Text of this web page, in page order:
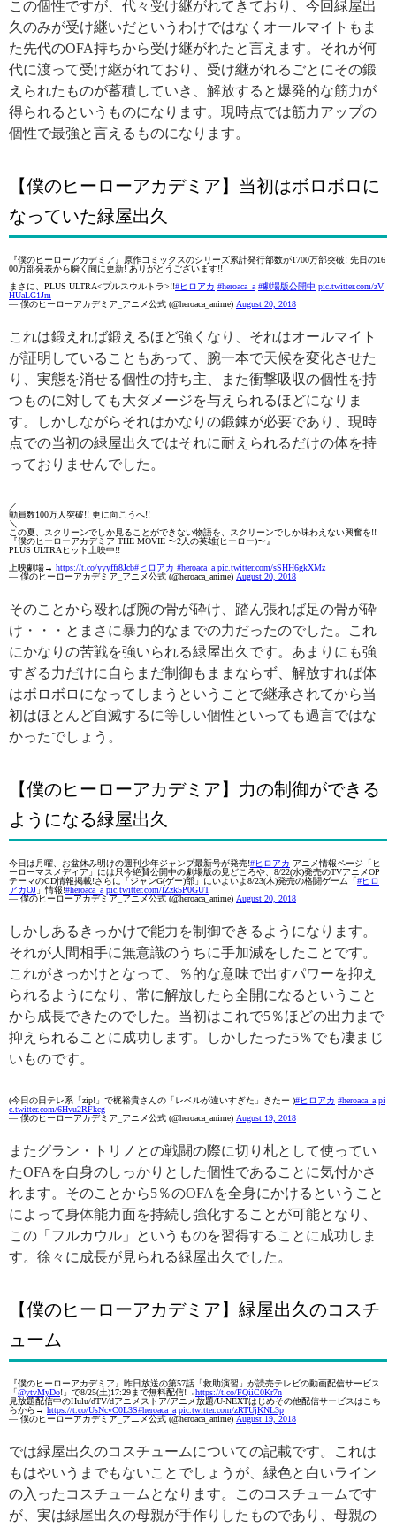
この個性ですが、代々受け継がれてきており、今回緑屋出
久のみが受け継いだというわけではなくオールマイトもま
た先代のOFA持ちから受け継がれたと言えます。それが何
代に渡って受け継がれており、受け継がれるごとにその鍛
えられたものが蓄積していき、解放すると爆発的な筋力が
得られるというものになります。現時点では筋力アップの
個性で最強と言えるものになります。
【僕のヒーローアカデミア】当初はボロボロに
なっていた緑屋出久
『僕のヒーローアカデミア』原作コミックスのシリーズ累計発行部数が1700万部突破! 先日の16
00万部発表から瞬く間に更新! ありがとうございます!!
まさに、PLUS ULTRA<プルスウルトラ>!!#ヒロアカ #heroaca_a #劇場版公開中 pic.twitter.com/zV
HUaLG1Jm
— 僕のヒーローアカデミア_アニメ公式 (@heroaca_anime) August 20, 2018
これは鍛えれば鍛えるほど強くなり、それはオールマイト
が証明していることもあって、腕一本で天候を変化させた
り、実態を消せる個性の持ち主、また衝撃吸収の個性を持
つものに対しても大ダメージを与えられるほどになりま
す。しかしながらそれはかなりの鍛錬が必要であり、現時
点での当初の緑屋出久ではそれに耐えられるだけの体を持
っておりませんでした。
／
動員数100万人突破!! 更に向こうへ!!
＼
この夏、スクリーンでしか見ることができない物語を、スクリーンでしか味わえない興奮を!!
『僕のヒーローアカデミア THE MOVIE 〜2人の英雄(ヒーロー)〜』
PLUS ULTRAヒット上映中!!
上映劇場→ https://t.co/yyyffr8Jcb#ヒロアカ #heroaca_a pic.twitter.com/sSHH6gkXMz
— 僕のヒーローアカデミア_アニメ公式 (@heroaca_anime) August 20, 2018
そのことから殴れば腕の骨が砕け、踏ん張れば足の骨が砕
け・・・とまさに暴力的なまでの力だったのでした。これ
にかなりの苦戦を強いられる緑屋出久です。あまりにも強
すぎる力だけに自らまだ制御もままならず、解放すれば体
はボロボロになってしまうということで継承されてから当
初はほとんど自滅するに等しい個性といっても過言ではな
かったでしょう。
【僕のヒーローアカデミア】力の制御ができる
ようになる緑屋出久
今日は月曜、お盆休み明けの週刊少年ジャンプ最新号が発売!#ヒロアカ アニメ情報ページ「ヒ
ーローマスメディア」には只今絶賛公開中の劇場版の見どころや、8/22(水)発売のTVアニメOP
テーマのCD情報掲載!さらに「ジャンG(ゲー)部」にいよいよ8/23(木)発売の格闘ゲーム「#ヒロ
アカOJ 」情報!#heroaca_a pic.twitter.com/IZzk5P0GUT
— 僕のヒーローアカデミア_アニメ公式 (@heroaca_anime) August 20, 2018
しかしあるきっかけで能力を制御できるようになります。
それが人間相手に無意識のうちに手加減をしたことです。
これがきっかけとなって、％的な意味で出すパワーを抑え
られるようになり、常に解放したら全開になるということ
から成長できたのでした。当初はこれで5％ほどの出力まで
抑えられることに成功します。しかしたった5％でも凄まじ
いものです。
(今日の日テレ系「zip!」で梶裕貴さんの「レベルが違いすぎた」きたー )#ヒロアカ #heroaca_a pi
c.twitter.com/6Hvu2RFkcg
— 僕のヒーローアカデミア_アニメ公式 (@heroaca_anime) August 19, 2018
またグラン・トリノとの戦闘の際に切り札として使ってい
たOFAを自身のしっかりとした個性であることに気付かさ
れます。そのことから5％のOFAを全身にかけるということ
によって身体能力面を持続し強化することが可能となり、
この「フルカウル」というものを習得することに成功しま
す。徐々に成長が見られる緑屋出久でした。
【僕のヒーローアカデミア】緑屋出久のコスチ
ューム
『僕のヒーローアカデミア』昨日放送の第57話「救助演習」が読売テレビの動画配信サービス
「@ytvMyDo!」で8/25(土)17:29まで無料配信!→https://t.co/FQiiC0Kr7n
見放題配信中のHulu/dTV/dアニメストア/アニメ放題/U-NEXTはじめその他配信サービスはこち
らから→ https://t.co/UsNcvC0L3S#heroaca_a pic.twitter.com/zRTUjKNL3p
— 僕のヒーローアカデミア_アニメ公式 (@heroaca_anime) August 19, 2018
では緑屋出久のコスチュームについての記載です。これは
もはやいうまでもないことでしょうが、緑色と白いライン
の入ったコスチュームとなります。このコスチュームです
が、実は緑屋出久の母親が手作りしたものであり、母親の